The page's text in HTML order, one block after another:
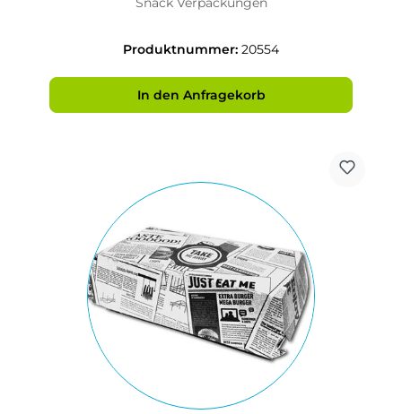
Snack Verpackungen
Produktnummer: 20554
In den Anfragekorb